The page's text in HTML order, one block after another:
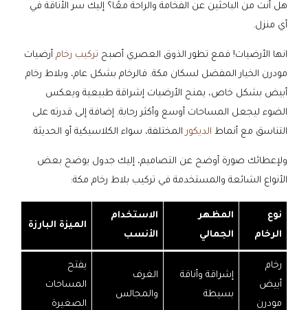
هل أنت من الباحثين عن الفخامة والراحة معًا؟ إليك سر الأناقة في
أي منزل.
انها الأرضيات! فمع تطور الذوق العصري أصبح تركيب رخام أرضيات
مودرن الخيار المفضل لسكان مكة. فالرخام بشكل عام، وبلاط رخام
أبيض بشكل خاص، يمنح الأرضيات إشراقة طبيعية ويعكس
الضوء ليجعل المساحات أوسع وأكثر رحابة. إضافة إلى قدرته على
التناسق مع أنماط الديكور المختلفة، سواء الكلاسيكية أو الحديثة.
ولإعطائك صورة أوضح عن التصاميم، إليك جدول يوضح بعض
الأنواع الشائعة والمستخدمة في تركيب بلاط رخام مكة:
نوع
الرخام
المظهر
الجمالي
الاستخدام
الأنسب
الميزة البارزة
رخام
أبيض
مودرن
إشراقة وأناقة
بسيطة
الغرف
والمجالس
يفتح
المساحات
الصغيرة